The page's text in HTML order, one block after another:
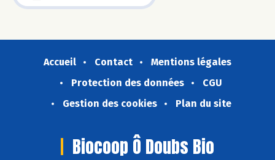
Accueil Contact
Mentions légales
Protection des données
CGU
Gestion des cookies
Plan du site
Biocoop Ô Doubs Bio